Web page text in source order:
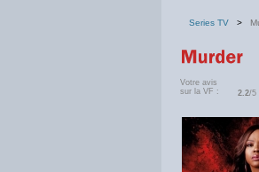
Series TV >
Votre avis
sur la VF :
2.2/5